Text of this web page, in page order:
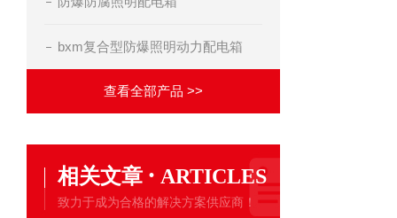
bxm复合型防爆照明动力配电箱
查看全部产品 >>
相关文章 · ARTICLES
致力于成为合格的解决方案供应商！